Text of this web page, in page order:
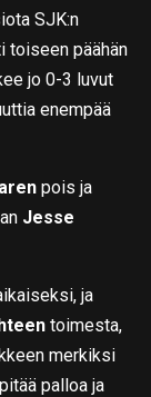
SJK:n
toiseen päähän
jo 0-3 luvut
enempää
pois ja
Jesse
ja
toimesta,
merkiksi
palloa ja